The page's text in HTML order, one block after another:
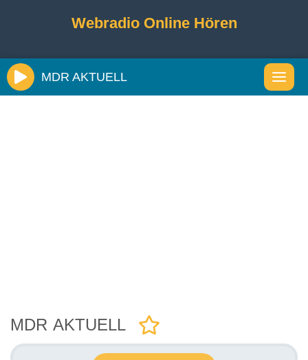
Webradio Online Hören
MDR AKTUELL
MDR AKTUELL